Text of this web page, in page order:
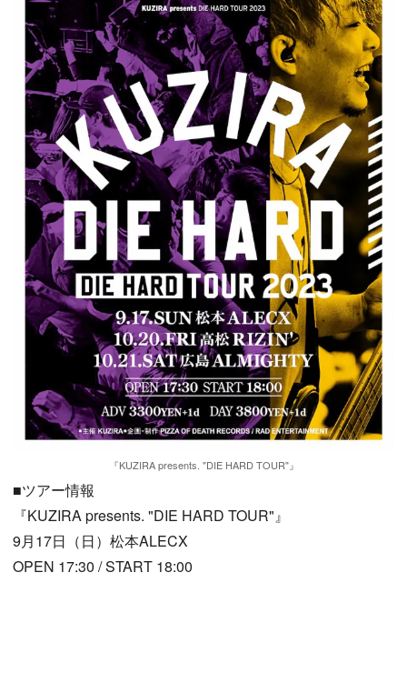
『KUZIRA presents. "DIE HARD TOUR"』
■ツアー情報
『KUZIRA presents. "DIE HARD TOUR"』
9月17日（日）松本ALECX
OPEN 17:30 / START 18:00